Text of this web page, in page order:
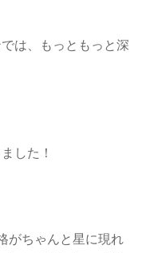
は、もっともっと深
した！
がちゃんと星に現れ